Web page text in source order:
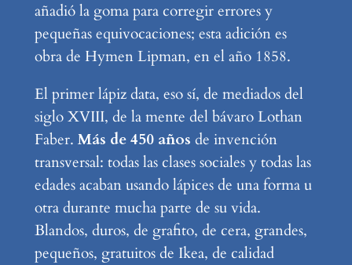
añadió la goma para corregir errores y
pequeñas equivocaciones; esta adición es
obra de Hymen Lipman, en el año 1858.
El primer lápiz data, eso sí, de mediados del
siglo XVIII, de la mente del bávaro Lothan
Faber. Más de 450 años de invención
transversal: todas las clases sociales y todas las
edades acaban usando lápices de una forma u
otra durante mucha parte de su vida.
Blandos, duros, de grafito, de cera, grandes,
pequeños, gratuitos de Ikea, de calidad